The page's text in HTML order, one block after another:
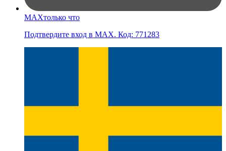
MAXтолько что
Подтвердите вход в MAX. Код: 771283